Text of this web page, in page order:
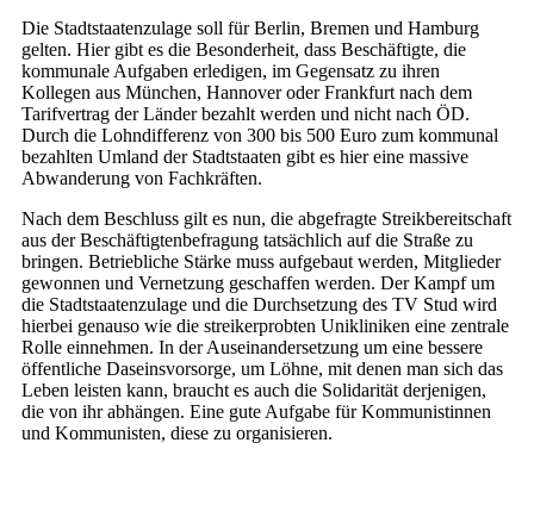
Die Stadtstaatenzulage soll für Berlin, Bremen und Hamburg
gelten. Hier gibt es die Besonderheit, dass Beschäftigte, die
kommunale Aufgaben erledigen, im Gegensatz zu ihren
Kollegen aus München, Hannover oder Frankfurt nach dem
Tarifvertrag der Länder bezahlt werden und nicht nach ÖD.
Durch die Lohndifferenz von 300 bis 500 Euro zum kommunal
bezahlten Umland der Stadtstaaten gibt es hier eine massive
Abwanderung von Fachkräften.
Nach dem Beschluss gilt es nun, die abgefragte Streikbereitschaft
aus der Beschäftigtenbefragung tatsächlich auf die Straße zu
bringen. Betriebliche Stärke muss aufgebaut werden, Mitglieder
gewonnen und Vernetzung geschaffen werden. Der Kampf um
die Stadtstaatenzulage und die Durchsetzung des TV Stud wird
hierbei genauso wie die streikerprobten Unikliniken eine zentrale
Rolle einnehmen. In der Auseinandersetzung um eine bessere
öffentliche Daseinsvorsorge, um Löhne, mit denen man sich das
Leben leisten kann, braucht es auch die Solidarität derjenigen,
die von ihr abhängen. Eine gute Aufgabe für Kommunistinnen
und Kommunisten, diese zu organisieren.